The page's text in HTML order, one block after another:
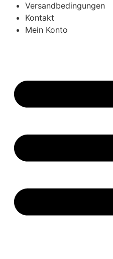
Versandbedingungen
Kontakt
Mein Konto